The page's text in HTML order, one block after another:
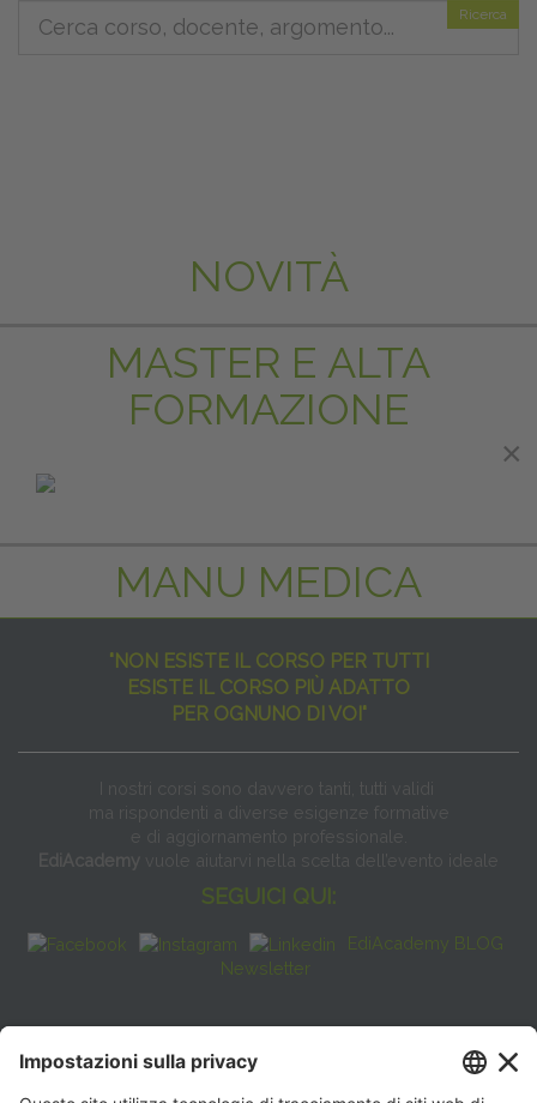
Ricerca
NOVITÀ
MASTER E ALTA
FORMAZIONE
MANU MEDICA
"NON ESISTE IL CORSO PER TUTTI
ESISTE IL CORSO PIÙ ADATTO
PER OGNUNO DI VOI"
I nostri corsi sono davvero tanti, tutti validi
ma rispondenti a diverse esigenze formative
e di aggiornamento professionale.
EdiAcademy vuole aiutarvi nella scelta dell’evento ideale
SEGUICI QUI:
EdiAcademy BLOG
Newsletter
FAQ
×
×